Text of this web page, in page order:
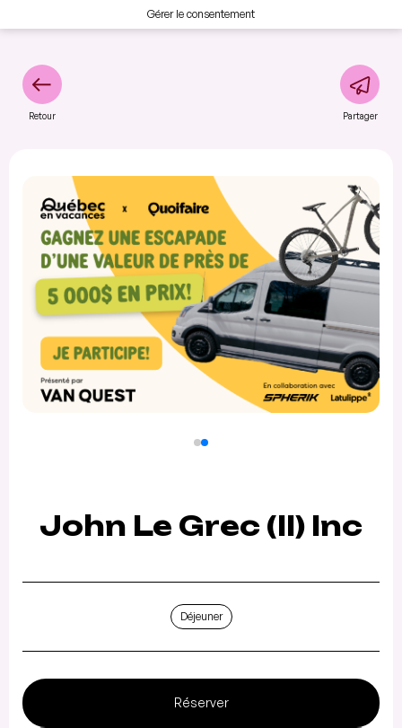
Gérer le consentement
Retour Partager
John Le Grec (II) Inc
Déjeuner
Réserver